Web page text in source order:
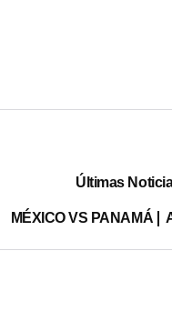
Últimas
MÉXICO VS PANAMÁ